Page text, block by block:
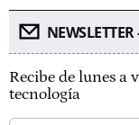
Recibe de lunes a
tecnología